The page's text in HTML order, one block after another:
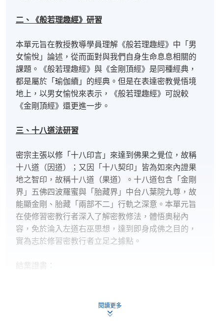
二、《般若理趣經》研習
本單元旨在教授教導學員理解《般若理趣經》中「男
女愉悅」論述，從而面對與我們自身生命息息相關的
課題。《般若理趣經》與《金剛頂經》是同種經典，
都是屬於「瑜伽續」的經典。但是在表達密教覺悟境
地上，以男女愉悅來表示，《般若理趣經》可說較
《金剛頂經》還更進一步。
三、十八道法研習
密宗主張以修「十八印言」來達到佛果之覺位，故稱
十八道（因道）；又因「十八契印」皆為如來內證果
地之智印，故稱十八道（果道）。十八道包含「金剛
界」五佛四波羅蜜與「胎藏界」中台八葉院九尊，故
能顯金剛、胎藏「兩部不二」行軌之深意。本單元旨
在使修習密教行者深入了解密教修法，體悟奧秘內
容，免於淪入左道右巫思想，達到即身成佛之目的，
實為志於修習密教行者立足之據點。
結業證書：
的課程習作，並取得合格成績，便可獲本學院頒授
閱讀更多